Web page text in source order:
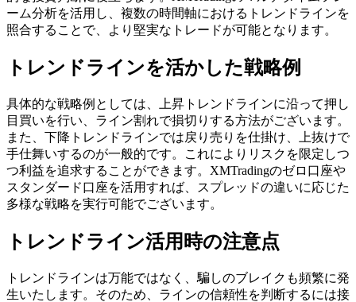
ーム分析を活用し、複数の時間軸におけるトレンドラインを
照合することで、より堅実なトレードが可能となります。
トレンドラインを活かした戦略例
具体的な戦略例としては、上昇トレンドラインに沿って押し
目買いを行い、ライン割れで損切りする方法がございます。
また、下降トレンドラインでは戻り売りを仕掛け、上抜けで
手仕舞いするのが一般的です。これによりリスクを限定しつ
つ利益を追求することができます。XMTradingのゼロ口座や
スタンダード口座を活用すれば、スプレッドの違いに応じた
多様な戦略を実行可能でございます。
トレンドライン活用時の注意点
トレンドラインは万能ではなく、騙しのブレイクも頻繁に発
生いたします。そのため、ラインの信頼性を判断するには接